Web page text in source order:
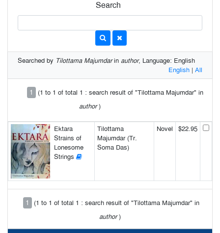
Search
Searched by Tilottama Majumdarin author, Language: English
English | All
1
(1 to 1 of total 1 : search result of "Tilottama Majumdar" in
author)
Ektara
Strains of
Lonesome
Strings
Tilottama
Majumdar (Tr.
Soma Das)
Novel $22.95
1
(1 to 1 of total 1 : search result of "Tilottama Majumdar" in
author)